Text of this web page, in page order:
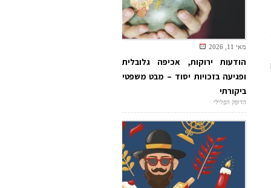
מאי 11, 2026
הודעות ירוקות, אכיפה גלובלית
ופגיעה בזכויות יסוד – מבט משפטי
ביקורתי
הדופק הפלילי